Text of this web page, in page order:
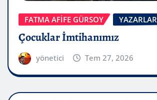
FATMA AFİFE GÜRSOY YAZARLAR
Çocuklar İmtihanımız
yönetici Tem 27, 2026